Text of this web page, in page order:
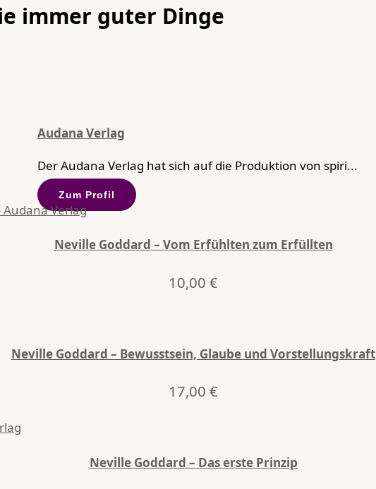
immer guter Dinge
Audana Verlag
Der Audana Verlag hat sich auf die Produktion von spiri...
Zum Profil
Neville Goddard – Vom Erfühlten zum Erfüllten
10,00 €
Neville Goddard – Bewusstsein, Glaube und Vorstellungskraft
17,00 €
Neville Goddard – Das erste Prinzip